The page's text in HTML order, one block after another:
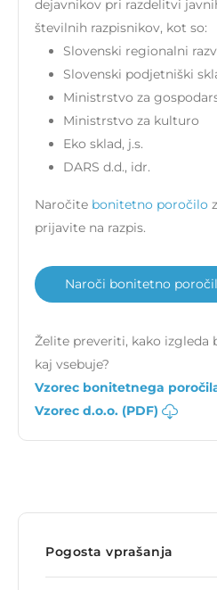
dejavnikov pri razdelitvi
številnih razpisnikov, kot so:
Slovenski regionalni
Slovenski podjetniški
Ministrstvo za
Ministrstvo za kulturo
Eko sklad, j.s.
DARS d.d., idr.
Naročite bonitetno poročilo
prijavite na razpis.
Naroči bonitetno
Želite preveriti, kako
kaj vsebuje?
Vzorec bonitetnega
Vzorec d.o.o. (PDF)
Pogosta vprašanja